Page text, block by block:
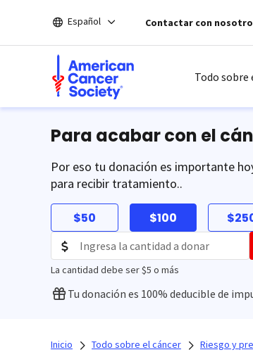
el
Español Contactar con
Todo sobre
Para acabar con el
Por eso tu donación es importante
para recibir tratamiento..
$50 $100
La cantidad debe ser $5 o más
Tu donación es 100% deducible de
Inicio Todo sobre el cáncer Riesgo y